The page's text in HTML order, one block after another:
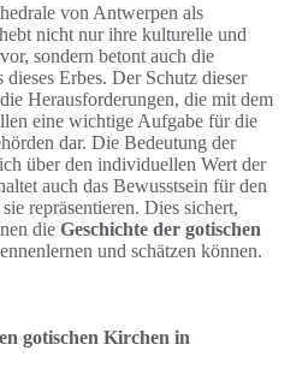
von Antwerpen als
nicht nur ihre kulturelle und
sondern betont auch die
Erbes. Der Schutz dieser
Herausforderungen, die mit dem
eine wichtige Aufgabe für die
dar. Die Bedeutung der
über den individuellen Wert der
auch das Bewusstsein für den
repräsentieren. Dies sichert,
die Geschichte der gotischen
und schätzen können.
gotischen Kirchen in